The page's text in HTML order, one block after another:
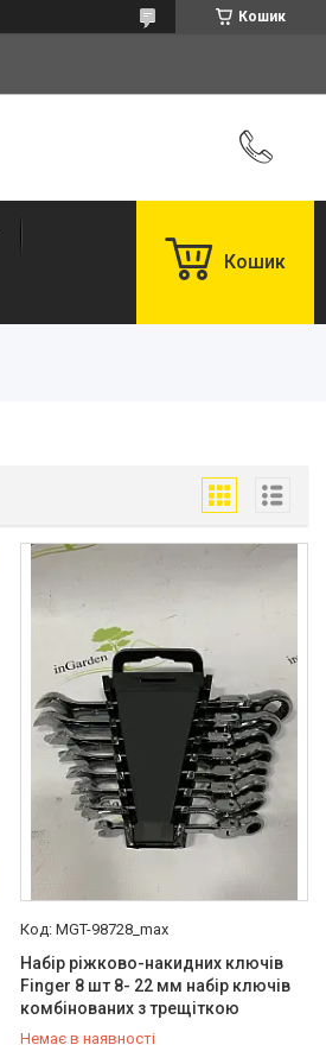
Кошик
Кошик
MGT-98728_max
Набір ріжково-накидних ключів
Finger 8 шт 8- 22 мм набір ключів
комбінованих з трещіткою
Немає в наявності